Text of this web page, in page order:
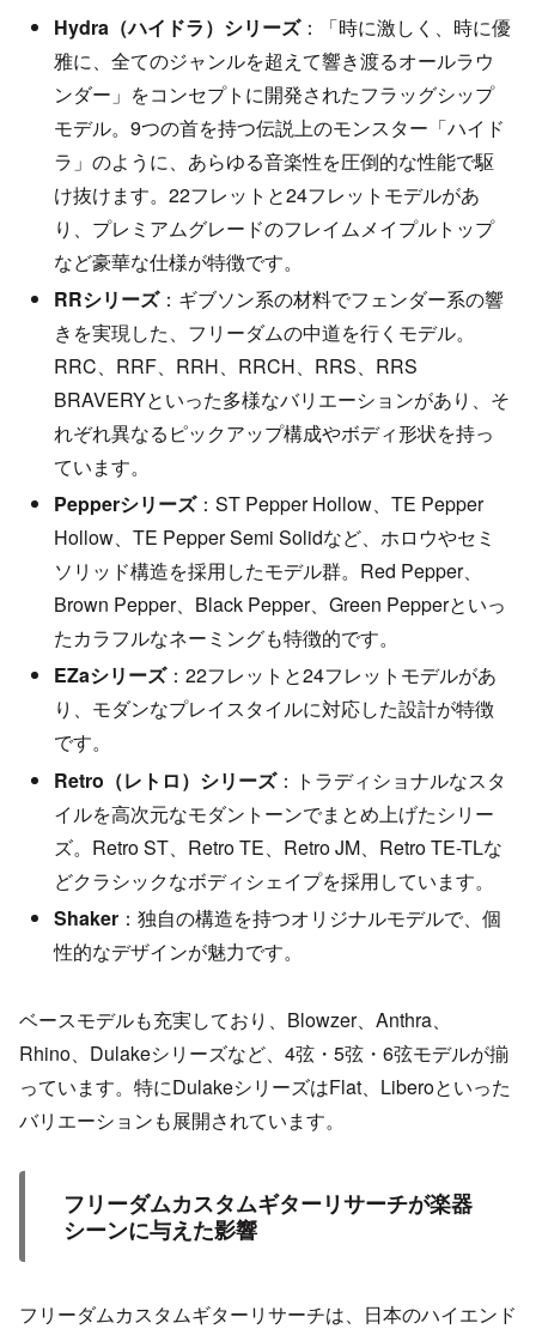
Hydra（ハイドラ）シリーズ：「時に激しく、時に優
雅に、全てのジャンルを超えて響き渡るオールラウ
ンダー」をコンセプトに開発されたフラッグシップ
モデル。9つの首を持つ伝説上のモンスター「ハイド
ラ」のように、あらゆる音楽性を圧倒的な性能で駆
け抜けます。22フレットと24フレットモデルがあ
り、プレミアムグレードのフレイムメイプルトップ
など豪華な仕様が特徴です。
RRシリーズ：ギブソン系の材料でフェンダー系の響
きを実現した、フリーダムの中道を行くモデル。
RRC、RRF、RRH、RRCH、RRS、RRS
BRAVERYといった多様なバリエーションがあり、そ
れぞれ異なるピックアップ構成やボディ形状を持っ
ています。
Pepperシリーズ：ST Pepper Hollow、TE Pepper
Hollow、TE Pepper Semi Solidなど、ホロウやセミ
ソリッド構造を採用したモデル群。Red Pepper、
Brown Pepper、Black Pepper、Green Pepperといっ
たカラフルなネーミングも特徴的です。
EZaシリーズ：22フレットと24フレットモデルがあ
り、モダンなプレイスタイルに対応した設計が特徴
です。
Retro（レトロ）シリーズ：トラディショナルなスタ
イルを高次元なモダントーンでまとめ上げたシリー
ズ。Retro ST、Retro TE、Retro JM、Retro TE-TLな
どクラシックなボディシェイプを採用しています。
Shaker ：独自の構造を持つオリジナルモデルで、個
性的なデザインが魅力です。
ベースモデルも充実しており、Blowzer、Anthra、
Rhino、Dulakeシリーズなど、4弦・5弦・6弦モデルが揃
っています。特にDulakeシリーズはFlat、Liberoといった
バリエーションも展開されています。
フリーダムカスタムギターリサーチが楽器
シーンに与えた影響
フリーダムカスタムギターリサーチは、日本のハイエンド